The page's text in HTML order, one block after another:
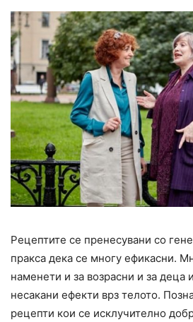
Рецептите се пренесувани со
пракса дека се многу ефикасни.
наменети и за возрасни и за деца
несакани ефекти врз телото.
рецепти кои се исклучително